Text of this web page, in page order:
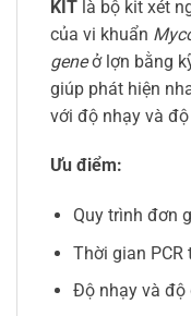
KIT là bộ kit xét
của vi khuẩn
geneở lợn bằng
giúp phát hiện
với độ nhạy và
Ưu điểm:
Quy trình đơn
Thời gian
Độ nhạy và độ